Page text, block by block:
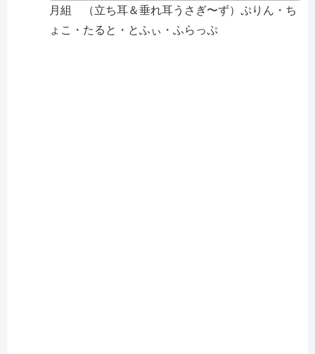
月組 （立ち耳＆垂れ耳うさぎ〜ず）ぷりん・ち
ょこ・たると・とふぃ・ふらっぷ